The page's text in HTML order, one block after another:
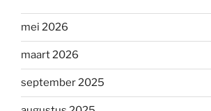
mei 2026
maart 2026
september 2025